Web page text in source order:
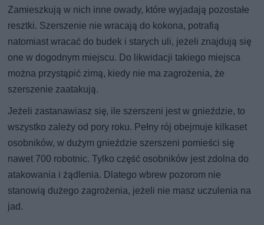
Zamieszkują w nich inne owady, które wyjadają pozostałe
resztki. Szerszenie nie wracają do kokona, potrafią
natomiast wracać do budek i starych uli, jeżeli znajdują się
one w dogodnym miejscu. Do likwidacji takiego miejsca
można przystąpić zimą, kiedy nie ma zagrożenia, że
szerszenie zaatakują.
Jeżeli zastanawiasz się, ile szerszeni jest w gnieździe, to
wszystko zależy od pory roku. Pełny rój obejmuje kilkaset
osobników, w dużym gnieździe szerszeni pomieści się
nawet 700 robotnic. Tylko część osobników jest zdolna do
atakowania i żądlenia. Dlatego wbrew pozorom nie
stanowią dużego zagrożenia, jeżeli nie masz uczulenia na
jad.